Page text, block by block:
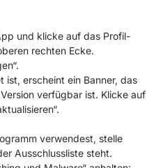
und klicke auf das Profil-
rechten Ecke.
ist, erscheint ein Banner, das
verfügbar ist. Klicke auf
verwendest, stelle
Ausschlussliste steht.